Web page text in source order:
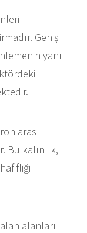
Geniş
yanı
arası
Bu kalınlık,
alanları